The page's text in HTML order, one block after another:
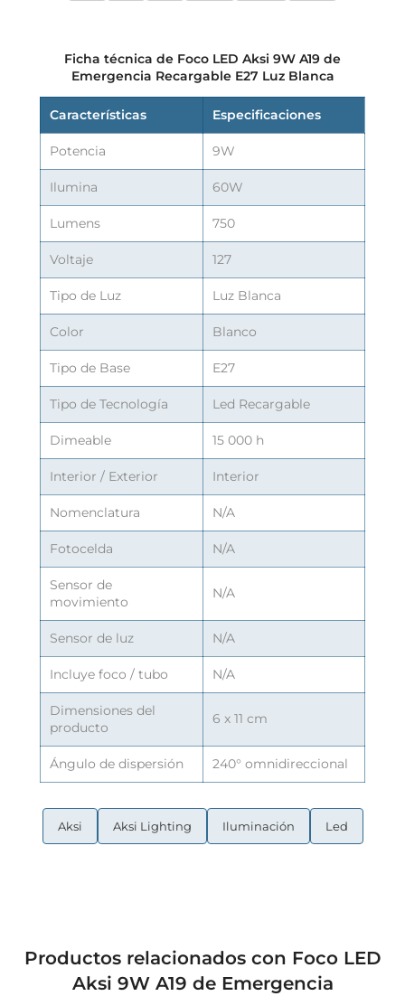
Ficha técnica de Foco LED Aksi 9W A19 de
Emergencia Recargable E27 Luz Blanca
Características Especificaciones
Potencia 9W
Ilumina 60W
Lumens 750
Voltaje 127
Tipo de Luz Luz Blanca
Color Blanco
Tipo de Base E27
Tipo de Tecnología Led Recargable
Dimeable 15 000 h
Interior / Exterior Interior
Nomenclatura N/A
Fotocelda N/A
Sensor de
movimiento
N/A
Sensor de luz N/A
Incluye foco / tubo N/A
Dimensiones del
producto
6 x 11 cm
Ángulo de dispersión 240° omnidireccional
Aksi Aksi Lighting Iluminación Led
Productos relacionados con Foco LED
Aksi 9W A19 de Emergencia